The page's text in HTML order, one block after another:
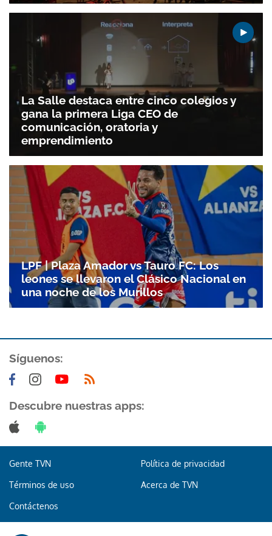
Gracias por suscribirte a nuestro boletín.
ACEPTAR
La Salle destaca entre cinco colegios y
gana la primera Liga CEO de
comunicación, oratoria y
emprendimiento
LPF | Plaza Amador vs Tauro FC: Los
leones se llevaron el Clásico Nacional en
una noche de los Murillos
Síguenos:
Descubre nuestras apps:
Gente TVN Política de privacidad
Términos de uso Acerca de TVN
Contáctenos